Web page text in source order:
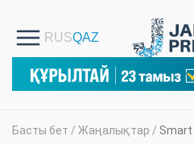
Басты бет / Жаңалықтар / Smart